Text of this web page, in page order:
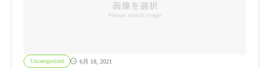
Uncategorized 6月 18, 2021